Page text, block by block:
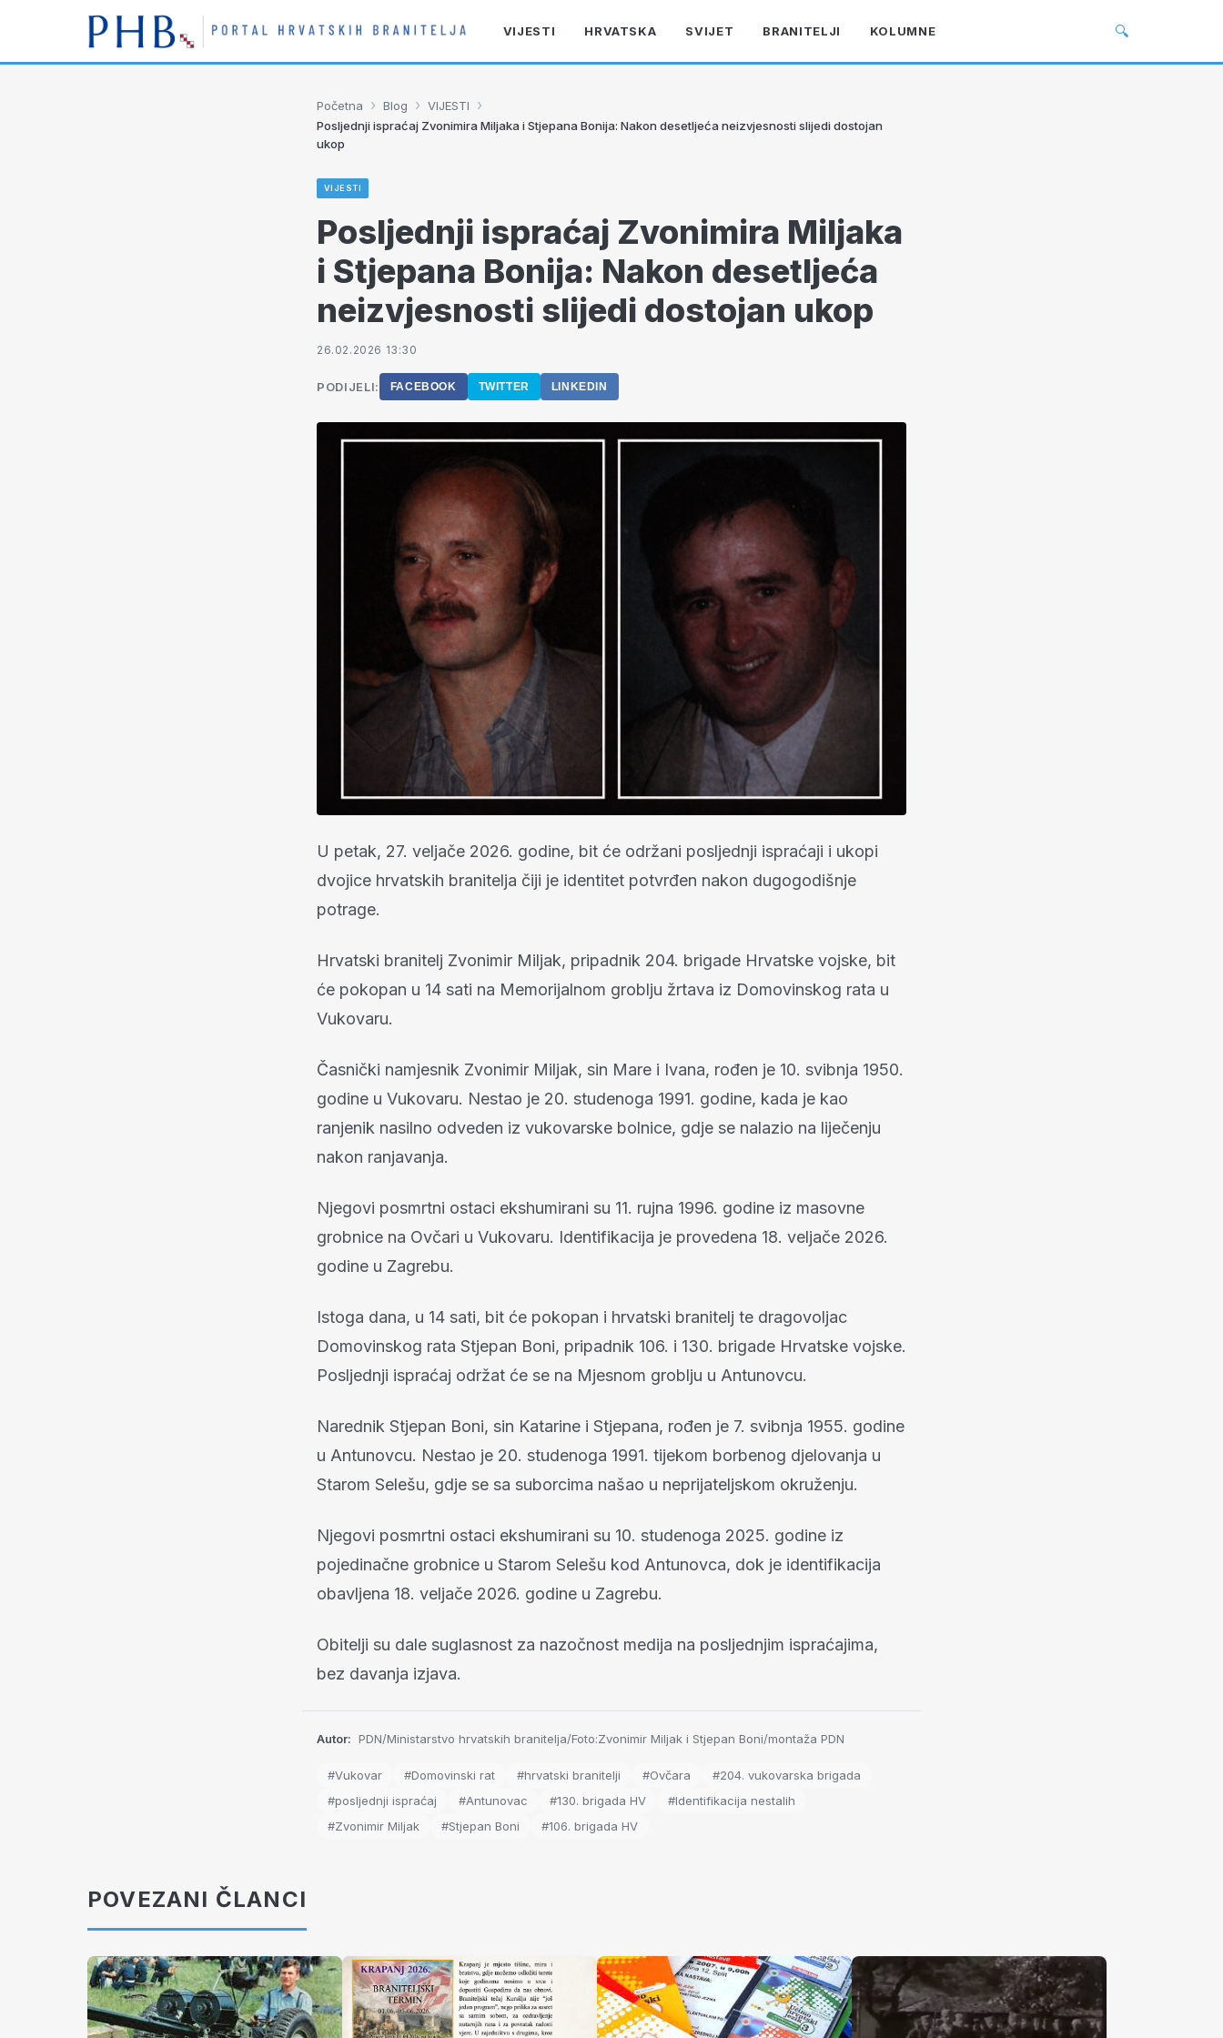
VIJESTI HRVATSKA SVIJET BRANITELJI KOLUMNE 🔍
Početna › Blog › VIJESTI ›
Posljednji ispraćaj Zvonimira Miljaka i Stjepana Bonija: Nakon desetljeća neizvjesnosti slijedi dostojan
ukop
VIJESTI
Posljednji ispraćaj Zvonimira Miljaka
i Stjepana Bonija: Nakon desetljeća
neizvjesnosti slijedi dostojan ukop
26.02.2026 13:30
PODIJELI: FACEBOOK TWITTER LINKEDIN
U petak, 27. veljače 2026. godine, bit će održani posljednji ispraćaji i ukopi
dvojice hrvatskih branitelja čiji je identitet potvrđen nakon dugogodišnje
potrage.
Hrvatski branitelj Zvonimir Miljak, pripadnik 204. brigade Hrvatske vojske, bit
će pokopan u 14 sati na Memorijalnom groblju žrtava iz Domovinskog rata u
Vukovaru.
Časnički namjesnik Zvonimir Miljak, sin Mare i Ivana, rođen je 10. svibnja 1950.
godine u Vukovaru. Nestao je 20. studenoga 1991. godine, kada je kao
ranjenik nasilno odveden iz vukovarske bolnice, gdje se nalazio na liječenju
nakon ranjavanja.
Njegovi posmrtni ostaci ekshumirani su 11. rujna 1996. godine iz masovne
grobnice na Ovčari u Vukovaru. Identifikacija je provedena 18. veljače 2026.
godine u Zagrebu.
Istoga dana, u 14 sati, bit će pokopan i hrvatski branitelj te dragovoljac
Domovinskog rata Stjepan Boni, pripadnik 106. i 130. brigade Hrvatske vojske.
Posljednji ispraćaj održat će se na Mjesnom groblju u Antunovcu.
Narednik Stjepan Boni, sin Katarine i Stjepana, rođen je 7. svibnja 1955. godine
u Antunovcu. Nestao je 20. studenoga 1991. tijekom borbenog djelovanja u
Starom Selešu, gdje se sa suborcima našao u neprijateljskom okruženju.
Njegovi posmrtni ostaci ekshumirani su 10. studenoga 2025. godine iz
pojedinačne grobnice u Starom Selešu kod Antunovca, dok je identifikacija
obavljena 18. veljače 2026. godine u Zagrebu.
Obitelji su dale suglasnost za nazočnost medija na posljednjim ispraćajima,
bez davanja izjava.
Autor: PDN/Ministarstvo hrvatskih branitelja/Foto:Zvonimir Miljak i Stjepan Boni/montaža PDN
#Vukovar #Domovinski rat #hrvatski branitelji #Ovčara
#204. vukovarska brigada
#posljednji ispraćaj
#Antunovac #130. brigada HV
#Identifikacija nestalih
#Zvonimir Miljak
#Stjepan Boni #106. brigada HV
POVEZANI ČLANCI